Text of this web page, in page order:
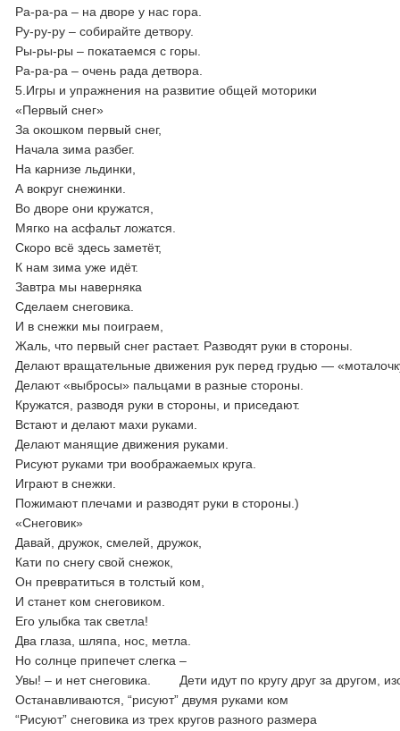
Ра-ра-ра – на дворе у нас гора.
Ру-ру-ру – собирайте детвору.
Ры-ры-ры – покатаемся с горы.
Ра-ра-ра – очень рада детвора.
5.Игры и упражнения на развитие общей моторики
«Первый снег»
За окошком первый снег,
Начала зима разбег.
На карнизе льдинки,
А вокруг снежинки.
Во дворе они кружатся,
Мягко на асфальт ложатся.
Скоро всё здесь заметёт,
К нам зима уже идёт.
Завтра мы наверняка
Сделаем снеговика.
И в снежки мы поиграем,
Жаль, что первый снег растает. Разводят руки в стороны.
Делают вращательные движения рук перед грудью —
Делают «выбросы» пальцами в разные стороны.
Кружатся, разводя руки в стороны, и приседают.
Встают и делают махи руками.
Делают манящие движения руками.
Рисуют руками три воображаемых круга.
Играют в снежки.
Пожимают плечами и разводят руки в стороны.)
«Снеговик»
Давай, дружок, смелей, дружок,
Кати по снегу свой снежок,
Он превратиться в толстый ком,
И станет ком снеговиком.
Его улыбка так светла!
Два глаза, шляпа, нос, метла.
Но солнце припечет слегка –
Увы! – и нет снеговика. Дети идут по кругу друг за другом,
Останавливаются, “рисуют” двумя руками ком
“Рисуют” снеговика из трех кругов разного размера